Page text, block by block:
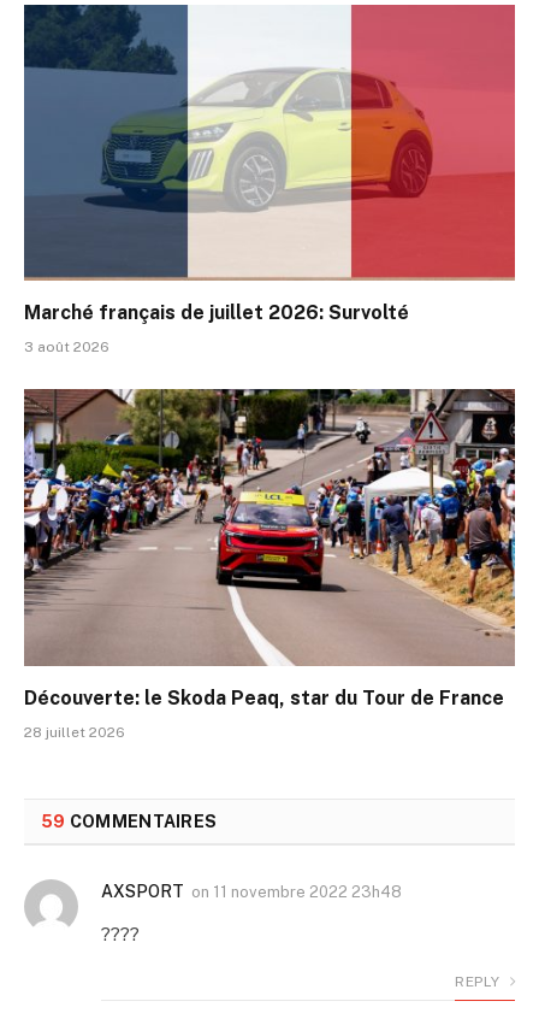
Marché français de juillet 2026: Survolté
3 août 2026
Découverte: le Skoda Peaq, star du Tour de France
28 juillet 2026
59 COMMENTAIRES
AXSPORT on 11 novembre 2022 23h48
????
REPLY